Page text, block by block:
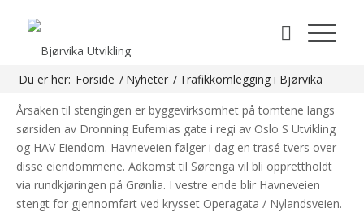
Du er her: Forside / Nyheter / Trafikkomlegging i Bjørvika
Trafikkomlegging i Bjørvika
Mandag 12.01.2015 kl. 18.00 stenges Havneveien i Bispevika
(merket med rødt) for all gjennomfartstrafikk i begge retninger.
Årsaken til stengingen er byggevirksomhet på tomtene langs
sørsiden av Dronning Eufemias gate i regi av Oslo S Utvikling
og HAV Eiendom. Havneveien følger i dag en trasé tvers over
disse eiendommene. Adkomst til Sørenga vil bli opprettholdt
via rundkjøringen på Grønlia. I vestre ende blir Havneveien
stengt for gjennomfart ved krysset Operagata / Nylandsveien.